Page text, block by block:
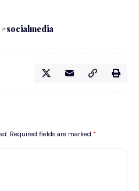
Required fields are marked *